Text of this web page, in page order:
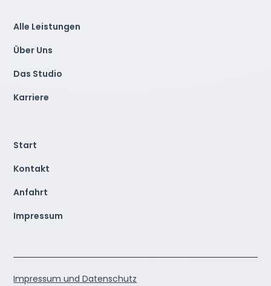
Alle Leistungen
Über Uns
Das Studio
Karriere
Start
Kontakt
Anfahrt
Impressum
Impressum und Datenschutz